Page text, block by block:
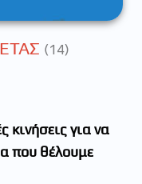
(14)
κινήσεις για να
που θέλουμε